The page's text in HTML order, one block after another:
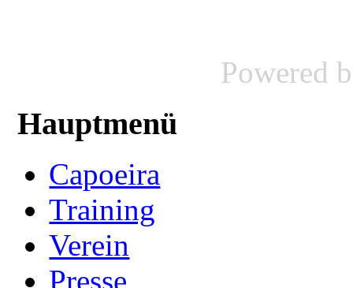
Powered
Hauptmenü
Capoeira
Training
Verein
Presse